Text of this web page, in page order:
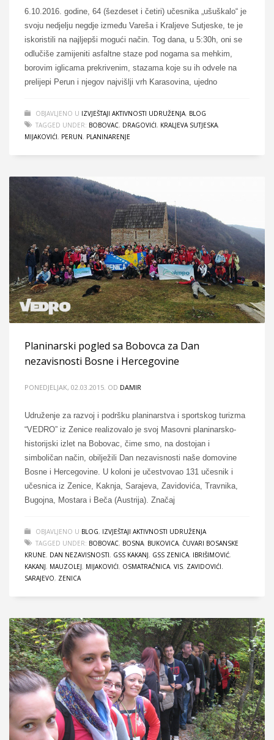
6.10.2016. godine, 64 (šezdeset i četiri) učesnika „ušuškalo“ je
svoju nedjelju negdje između Vareša i Kraljeve Sutjeske, te je
iskoristili na najljepši mogući način. Tog dana, u 5:30h, oni se
odlučiše zamijeniti asfaltne staze pod nogama sa mehkim,
borovim iglicama prekrivenim, stazama koje su ih odvele na
prelijepi Perun i njegov najvišlji vrh Karasovina, ujedno
OBJAVLJENO U IZVJEŠTAJI AKTIVNOSTI UDRUŽENJA, BLOG
TAGGED UNDER: BOBOVAC, DRAGOVIĆI, KRALJEVA SUTJESKA,
MIJAKOVIĆI, PERUN, PLANINARENJE
Planinarski pogled sa Bobovca za Dan
nezavisnosti Bosne i Hercegovine
PONEDJELJAK, 02.03.2015. OD DAMIR
Udruženje za razvoj i podršku planinarstva i sportskog turizma
“VEDRO” iz Zenice realizovalo je svoj Masovni planinarsko-
historijski izlet na Bobovac, čime smo, na dostojan i
simboličan način, obilježili Dan nezavisnosti naše domovine
Bosne i Hercegovine. U koloni je učestvovao 131 učesnik i
učesnica iz Zenice, Kaknja, Sarajeva, Zavidovića, Travnika,
Bugojna, Mostara i Beča (Austrija). Značaj
OBJAVLJENO U BLOG, IZVJEŠTAJI AKTIVNOSTI UDRUŽENJA
TAGGED UNDER: BOBOVAC, BOSNA, BUKOVICA, ČUVARI BOSANSKE
KRUNE, DAN NEZAVISNOSTI, GSS KAKANJ, GSS ZENICA, IBRIŠIMOVIĆ,
KAKANJ, MAUZOLEJ, MIJAKOVIĆI, OSMATRAČNICA, VIS, ZAVIDOVIĆI.
SARAJEVO, ZENICA